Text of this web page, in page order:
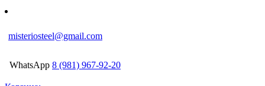
misteriosteel@gmail.com
WhatsApp 8 (981) 967-92-20